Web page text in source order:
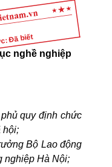
Đã biết
nghề nghiệp
quy định chức
hội;
Bộ Lao động
nghiệp Hà Nội;